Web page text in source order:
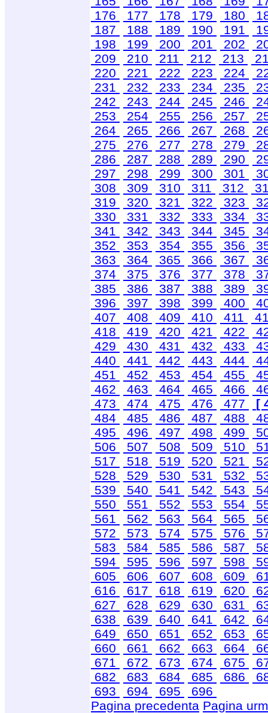
176
177 178 179 180
187
188 189 190 191
198
199 200 201 202
209
210 211 212 213
220
221 222 223 224
231
232 233 234 235
242
243 244 245 246
253
254 255 256 257
264
265 266 267 268
275
276 277 278 279
286
287 288 289 290
297
298 299 300 301
308
309 310 311 312
319
320 321 322 323
330
331 332 333 334
341
342 343 344 345
352
353 354 355 356
363
364 365 366 367
374
375 376 377 378
385
386 387 388 389
396
397 398 399 400
407
408 409 410 411
418
419 420 421 422
429
430 431 432 433
440
441 442 443 444
451
452 453 454 455
462
463 464 465 466
473
474 475 476 477
[
484
485 486 487 488
495
496 497 498 499
506
507 508 509 510
517
518 519 520 521
528
529 530 531 532
539
540 541 542 543
550
551 552 553 554
561
562 563 564 565
572
573 574 575 576
583
584 585 586 587
594
595 596 597 598
605
606 607 608 609
616
617 618 619 620
627
628 629 630 631
638
639 640 641 642
649
650 651 652 653
660
661 662 663 664
671
672 673 674 675
682
683 684 685 686
693
694 695
696
Pagina precedenta Pagina